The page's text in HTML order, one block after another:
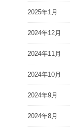
2025年1月
2024年12月
2024年11月
2024年10月
2024年9月
2024年8月